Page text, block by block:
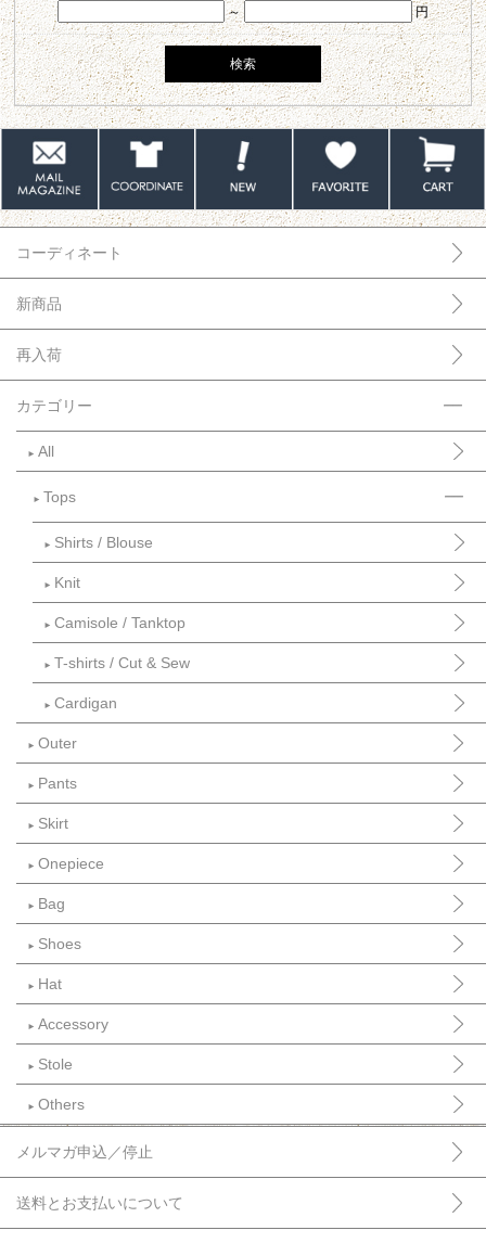
～
円
コーディネート
新商品
再入荷
カテゴリー
► All
► Tops
► Shirts / Blouse
► Knit
► Camisole / Tanktop
► T-shirts / Cut & Sew
► Cardigan
► Outer
► Pants
► Skirt
► Onepiece
► Bag
► Shoes
► Hat
► Accessory
► Stole
► Others
メルマガ申込／停止
送料とお支払いについて